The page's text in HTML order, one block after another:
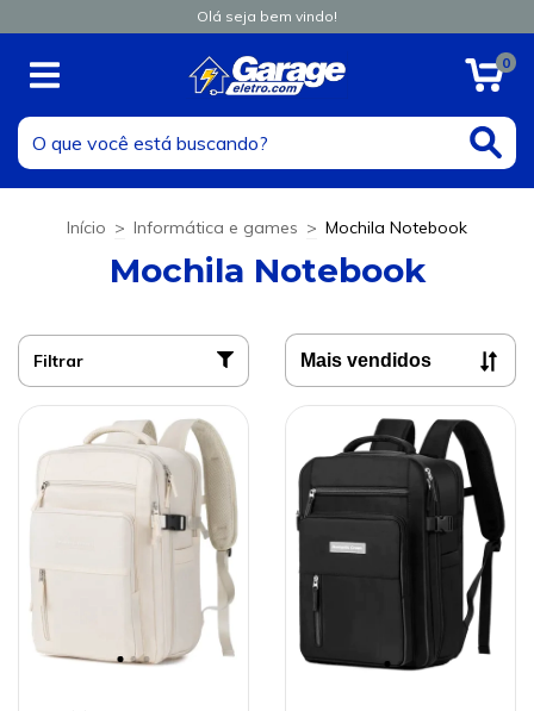
Olá seja bem vindo!
0
Início > Informática e games > Mochila Notebook
Mochila Notebook
Filtrar